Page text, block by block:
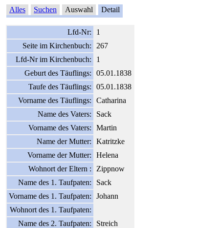
Alles Suchen Auswahl Detail
Lfd-Nr:
1
Seite im Kirchenbuch:
267
Lfd-Nr im Kirchenbuch:
1
Geburt des Täuflings:
05.01.1838
Taufe des Täuflings:
05.01.1838
Vorname des Täuflings:
Catharina
Name des Vaters:
Sack
Vorname des Vaters:
Martin
Name der Mutter:
Katritzke
Vorname der Mutter:
Helena
Wohnort der Eltern :
Zippnow
Name des 1. Taufpaten:
Sack
Vorname des 1. Taufpaten:
Johann
Wohnort des 1. Taufpaten:
Name des 2. Taufpaten:
Streich